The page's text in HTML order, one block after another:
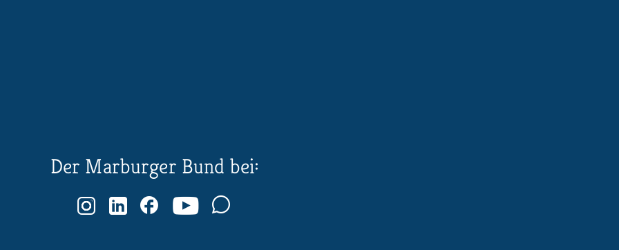
Der Marburger Bund bei: